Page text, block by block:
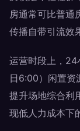
房通常可比普通
传播自带引流效
运营时段上，
日6:00）闲置资
提升场地综合利
现低人力成本下